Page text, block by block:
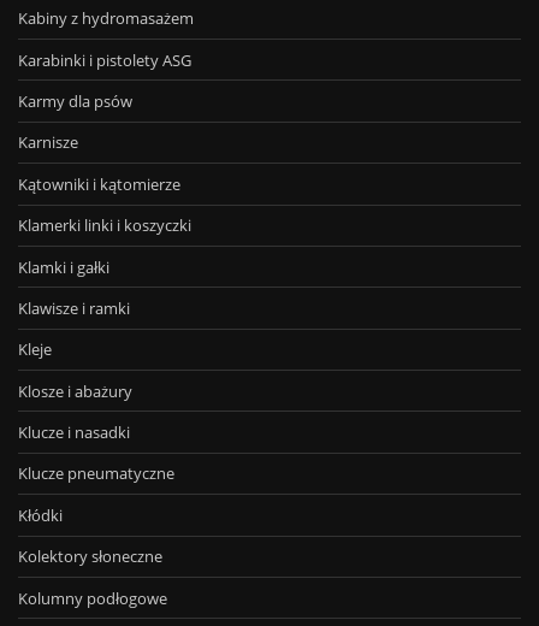
Kabiny z hydromasażem
Karabinki i pistolety ASG
Karmy dla psów
Karnisze
Kątowniki i kątomierze
Klamerki linki i koszyczki
Klamki i gałki
Klawisze i ramki
Kleje
Klosze i abażury
Klucze i nasadki
Klucze pneumatyczne
Kłódki
Kolektory słoneczne
Kolumny podłogowe